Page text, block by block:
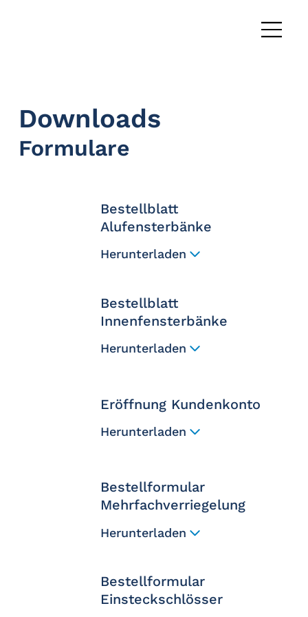
Downloads
Formulare
Bestellblatt
Alufensterbänke
Herunterladen
Bestellblatt
Innenfensterbänke
Herunterladen
Eröffnung Kundenkonto
Herunterladen
Bestellformular
Mehrfachverriegelung
Herunterladen
Bestellformular
Einsteckschlösser